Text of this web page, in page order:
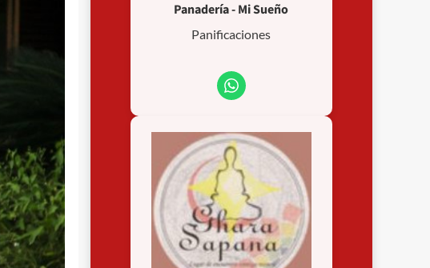
Panadería - Mi Sueño
Panificaciones